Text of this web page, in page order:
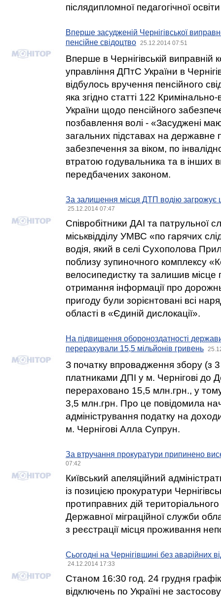
післядипломної педагогічної
Вперше засудженій Чернігівської
пенсійне свідоцтво
25.12.2014 07:51
Вперше в Чернігівській виправній
управління ДПтС України в
відбулось вручення пенсійного
яка згідно статті 122
України щодо пенсійного
позбавлення волі - «Засуджені
загальних підставах на державне
забезпечення за віком, по
втратою годувальника та в інших
передбачених законом.
За залишення місця ДТП водію загрожує
25.12.2014 07:47
Співробітники ДАІ та патрульної
міськвідділу УМВС «по гарячих
водія, який в селі Сухополова
поблизу зупиночного комплексу
велосипедистку та залишив місце
отримання інформації про
пригоду були зорієнтовані всі
області в «Єдиній дислокації».
На підвищення обороноздатності держави
перерахували 15,5 мільйонів гривень
З початку впровадження збору (з
платниками ДПІ у м. Чернігові до
перераховано 15,5 млн.грн., у
3,5 млн.грн. Про це повідомила
адміністрування податку на
м. Чернігові Алла Супрун.
За втручання прокуратури припинено
07:42
Київський апеляційний
із позицією прокуратури
протиправних дій територіального
Державної міграційної служби
з реєстрації місця проживання
Сьогодні на Чернігівщині без аварійних
24.12.2014 17:33
Станом 16:30 год. 24 грудня
відключень по Україні не